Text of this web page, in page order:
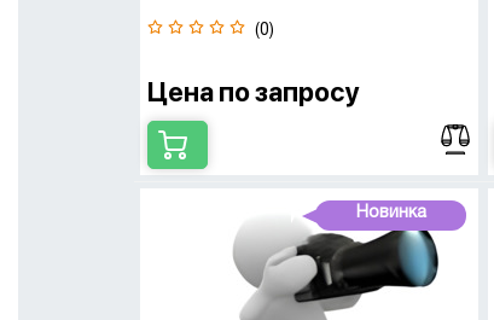
(0)
Цена по запросу
Новинка